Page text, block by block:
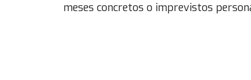
meses concretos o imprevistos